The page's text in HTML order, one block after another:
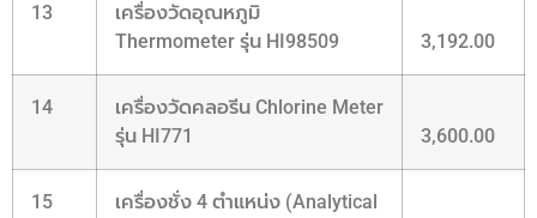
13
เครื่องวัดอุณหภูมิ
Thermometer รุ่น HI98509
3,192.00
14
เครื่องวัดคลอรีน Chlorine Meter
รุ่น HI771
3,600.00
15
เครื่องชั่ง 4 ตำแหน่ง (Analytical